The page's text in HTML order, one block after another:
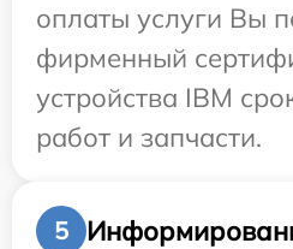
оплаты услуги Вы
фирменный
устройства IBM
работ и запчасти.
5